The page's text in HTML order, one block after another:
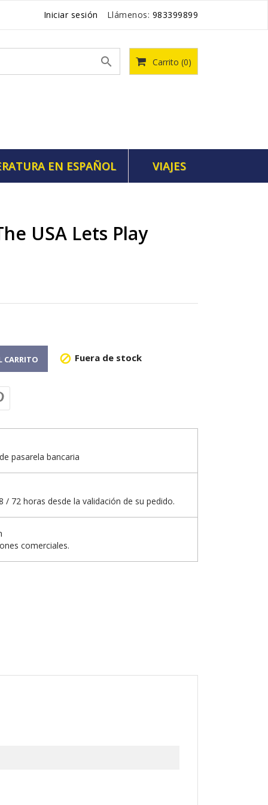
Iniciar sesión Llámenos: 983399899
Carrito (0)

EN ESPAÑOL VIAJES
USA Lets Play
CARRITO  Fuera de stock
pasarela bancaria
/ 72 horas desde la validación de su pedido.
comerciales.